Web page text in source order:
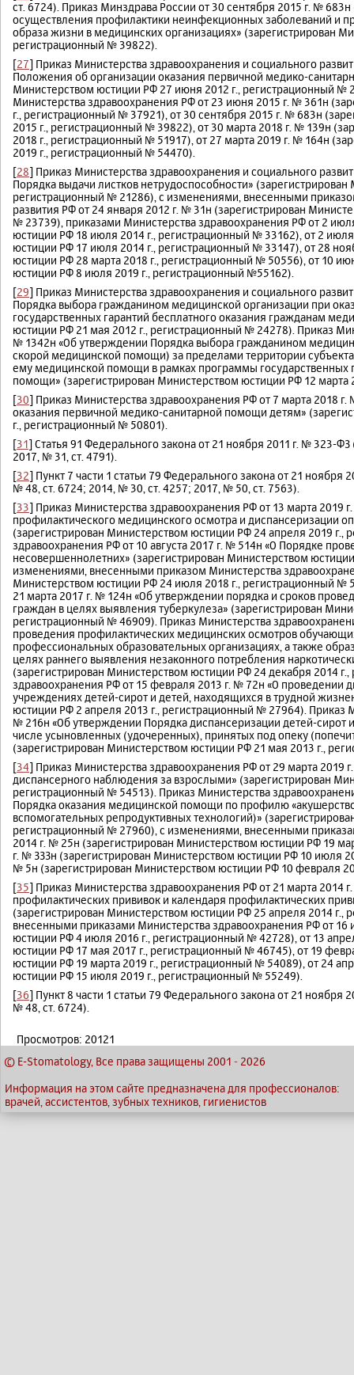
ст. 6724). Приказ Минздрава России от 30 сентября 2015 г. №
осуществления профилактики неинфекционных заболеваний и
образа жизни в медицинских организациях» (зарегистрирован
регистрационный № 39822).
[27] Приказ Министерства здравоохранения и социального
Положения об организации оказания первичной медико-
Министерством юстиции РФ 27 июня 2012 г., регистрационный
Министерства здравоохранения РФ от 23 июня 2015 г. № 361н
г., регистрационный № 37921), от 30 сентября 2015 г. № 683н
2015 г., регистрационный № 39822), от 30 марта 2018 г. № 139н
2018 г., регистрационный № 51917), от 27 марта 2019 г. № 164н
2019 г., регистрационный № 54470).
[28] Приказ Министерства здравоохранения и социального
Порядка выдачи листков нетрудоспособности»
регистрационный № 21286), с изменениями, внесенными
развития РФ от 24 января 2012 г. № 31н (зарегистрирован
№ 23739), приказами Министерства здравоохранения РФ от 2
юстиции РФ 18 июля 2014 г., регистрационный № 33162), от 2
юстиции РФ 17 июля 2014 г., регистрационный № 33147), от 28
юстиции РФ 28 марта 2018 г., регистрационный № 50556), от 10
юстиции РФ 8 июля 2019 г., регистрационный №55162).
[29] Приказ Министерства здравоохранения и социального
Порядка выбора гражданином медицинской организации при
государственных гарантий бесплатного оказания гражданам
юстиции РФ 21 мая 2012 г., регистрационный № 24278). Приказ
№ 1342н «Об утверждении Порядка выбора гражданином
скорой медицинской помощи) за пределами территории
ему медицинской помощи в рамках программы государственных
помощи» (зарегистрирован Министерством юстиции РФ 12 марта
[30] Приказ Министерства здравоохранения РФ от 7 марта 2018
оказания первичной медико-санитарной помощи детям»
г., регистрационный № 50801).
[31] Статья 91 Федерального закона от 21 ноября 2011 г. № 323-
2017, № 31, ст. 4791).
[32] Пункт 7 части 1 статьи 79 Федерального закона от 21
№ 48, ст. 6724; 2014, № 30, ст. 4257; 2017, № 50, ст. 7563).
[33] Приказ Министерства здравоохранения РФ от 13 марта
профилактического медицинского осмотра и диспансеризации
(зарегистрирован Министерством юстиции РФ 24 апреля 2019
здравоохранения РФ от 10 августа 2017 г. № 514н «О Порядке
несовершеннолетних» (зарегистрирован Министерством
изменениями, внесенными приказом Министерства
Министерством юстиции РФ 24 июля 2018 г., регистрационный №
21 марта 2017 г. № 124н «Об утверждении порядка и сроков
граждан в целях выявления туберкулеза» (зарегистрирован
регистрационный № 46909). Приказ Министерства
проведения профилактических медицинских осмотров
профессиональных образовательных организациях, а также
целях раннего выявления незаконного потребления
(зарегистрирован Министерством юстиции РФ 24 декабря 2014
здравоохранения РФ от 15 февраля 2013 г. № 72н «О
учреждениях детей-сирот и детей, находящихся в трудной
юстиции РФ 2 апреля 2013 г., регистрационный № 27964). Приказ
№ 216н «Об утверждении Порядка диспансеризации детей-сирот
числе усыновленных (удочеренных), принятых под опеку
(зарегистрирован Министерством юстиции РФ 21 мая 2013 г.,
[34] Приказ Министерства здравоохранения РФ от 29 марта
диспансерного наблюдения за взрослыми» (зарегистрирован
регистрационный № 54513). Приказ Министерства
Порядка оказания медицинской помощи по профилю
вспомогательных репродуктивных технологий)»
регистрационный № 27960), с изменениями, внесенными
2014 г. № 25н (зарегистрирован Министерством юстиции РФ 19
г. № ЗЗЗн (зарегистрирован Министерством юстиции РФ 10 июля
№ 5н (зарегистрирован Министерством юстиции РФ 10 февраля
[35] Приказ Министерства здравоохранения РФ от 21 марта 2014
профилактических прививок и календаря профилактических
(зарегистрирован Министерством юстиции РФ 25 апреля 2014
внесенными приказами Министерства здравоохранения РФ от
юстиции РФ 4 июля 2016 г., регистрационный № 42728), от 13
юстиции РФ 17 мая 2017 г., регистрационный № 46745), от 19
юстиции РФ 19 марта 2019 г., регистрационный № 54089), от 24
юстиции РФ 15 июля 2019 г., регистрационный № 55249).
[36] Пункт 8 части 1 статьи 79 Федерального закона от 21
№ 48, ст. 6724).
Просмотров: 20121
© E-Stomatology, Все права защищены 2001 - 2026
Информация на этом сайте предназначена для профессионалов:
врачей, ассистентов, зубных техников, гигиенистов